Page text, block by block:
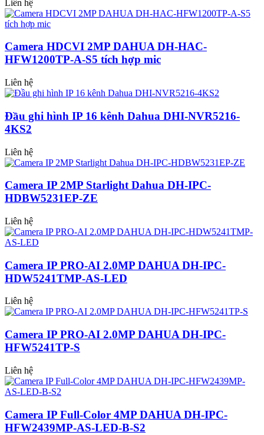
Liên hệ
Camera HDCVI 2MP DAHUA DH-HAC-
HFW1200TP-A-S5 tích hợp mic
Liên hệ
Đầu ghi hình IP 16 kênh Dahua DHI-NVR5216-
4KS2
Liên hệ
Camera IP 2MP Starlight Dahua DH-IPC-
HDBW5231EP-ZE
Liên hệ
Camera IP PRO-AI 2.0MP DAHUA DH-IPC-
HDW5241TMP-AS-LED
Liên hệ
Camera IP PRO-AI 2.0MP DAHUA DH-IPC-
HFW5241TP-S
Liên hệ
Camera IP Full-Color 4MP DAHUA DH-IPC-
HFW2439MP-AS-LED-B-S2